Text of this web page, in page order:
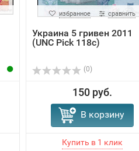
избранное сравнить
Украина 5 гривен 2011
(UNC Pick 118c)
(0)
150 руб.
В корзину